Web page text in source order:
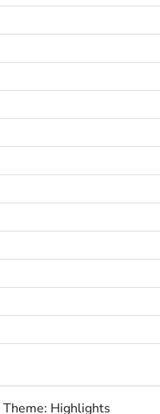
Theme: Highlights